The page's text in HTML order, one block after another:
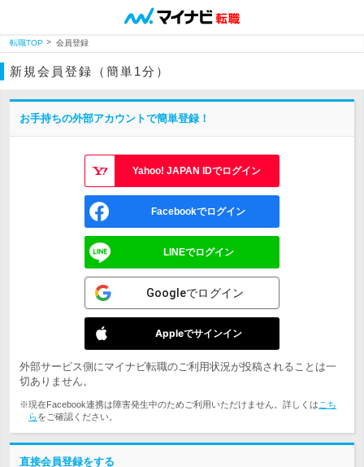
転職TOP 会員登録
新規会員登録（簡単1分）
お手持ちの外部アカウントで簡単登録！
Yahoo! JAPAN IDでログイン
Facebookでログイン
LINEでログイン
Googleでログイン
Appleでサインイン
外部サービス側にマイナビ転職のご利用状況が投稿されることは一
切ありません。
※現在Facebook連携は障害発生中のためご利用いただけません。詳しくは こち
らをご確認ください。
直接会員登録をする